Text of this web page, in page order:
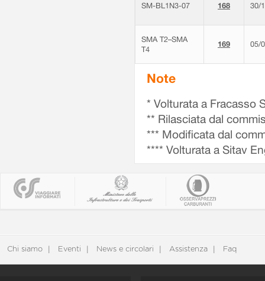
SM-BL1N3-07 168 30/
SMA T2–SMA
T4
169 05/
Note
* Volturata a Fracasso
** Rilasciata dal
*** Modificata dal
**** Volturata a Sitav
Chi siamo Eventi News e circolari Assistenza Faq